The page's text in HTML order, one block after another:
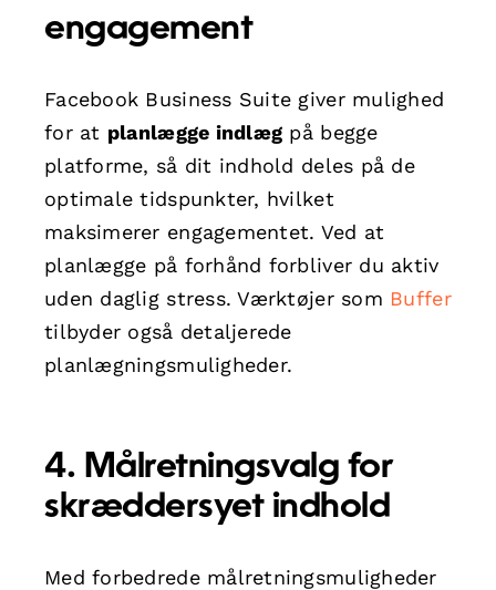
engagement
Facebook Business Suite giver mulighed
for at planlægge indlæg på begge
platforme, så dit indhold deles på de
optimale tidspunkter, hvilket
maksimerer engagementet. Ved at
planlægge på forhånd forbliver du aktiv
uden daglig stress. Værktøjer som Buffer
tilbyder også detaljerede
planlægningsmuligheder.
4. Målretningsvalg for
skræddersyet indhold
Med forbedrede målretningsmuligheder